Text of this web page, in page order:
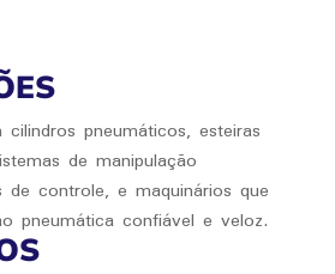
pneumáticos, esteiras
de manipulação
de controle, e maquinários que
pneumática confiável e veloz.